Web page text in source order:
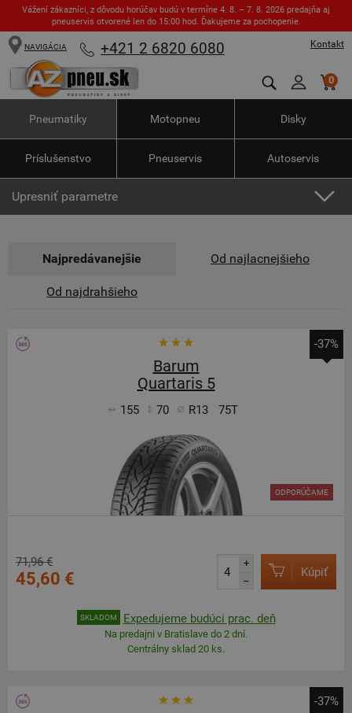
Vážení zákazníci, z dôvodu horúčav budú v termíne 4. 8. – 7. 8. 2026 predajňa aj
pneuservis otvorené len do 15:00 hod. Ďakujeme za pochopenie.
Kontakt
NAVIGÁCIA +421 2 6820 6080
0
Pneumatiky Motopneu Disky
Príslušenstvo Pneuservis Autoservis
Upresniť parametre
Najpredávanejšie Od najlacnejšieho
Od najdrahšieho
-37%
Barum
Quartaris 5
155 70 R13 75T
ODPORÚČAME
71,96 €
45,60 €
+
–
Kúpiť
SKLADOM Expedujeme budúci prac. deň
Na predajni v Bratislave do 2 dní.
Centrálny sklad 20 ks.
-37%